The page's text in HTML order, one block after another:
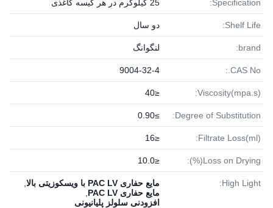
Specification: 25 کیلوگرم در هر کیسه کاغذی
Shelf Life: دو سال
brand: لنگوانگ
CAS No.:
9004-32-4
Viscosity(mpa.s):
≤40
Degree of Substitution:
≥0.90
Filtrate Loss(ml):
≤16
Loss on Drying(%):
≤10.0
High Light: مایع حفاری PAC LV با ویسکوزیتی بالا
مایع حفاری PAC LV
افزودنی سلولز پلیانیونی